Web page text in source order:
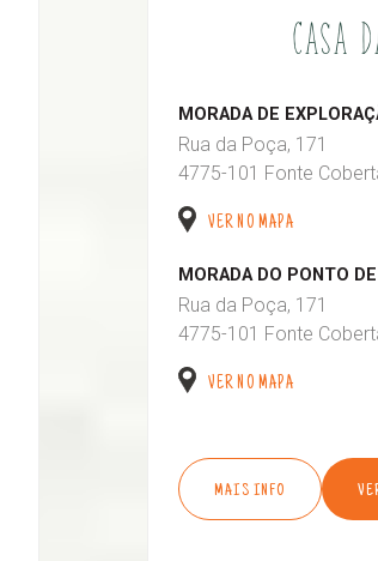
CASA
MORADA DE
Rua da Poça, 171
4775-101 Fonte
VER NO MAPA
MORADA DO PONTO
Rua da Poça, 171
4775-101 Fonte
VER NO MAPA
MAIS INFO